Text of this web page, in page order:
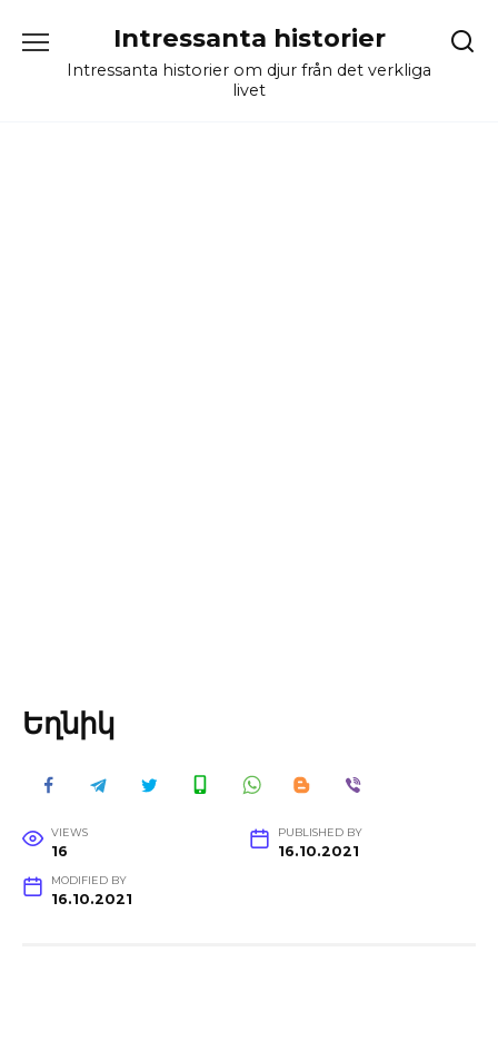
content
Intressanta historier
Intressanta historier om djur från det verkliga
livet
Եղնիկ
VIEWS
16
PUBLISHED BY
16.10.2021
MODIFIED BY
16.10.2021